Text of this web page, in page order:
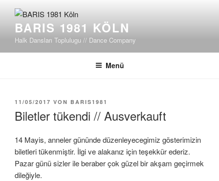
Inhalt
springenBARIS 1981 KÖLN
Halk Dansları Toplulugu // Dance Company
Menü
VERÖFFENTLICHT
11/05/2017 VON BARIS1981
Biletler tükendi // Ausverkauft
14 Mayis, anneler gününde düzenleyecegimiz gösterimizin
biletleri tükenmiştir. İlgi ve alakanız için teşekkür ederiz.
Pazar günü sizler ile beraber çok güzel bir akşam geçirmek
dileğiyle.